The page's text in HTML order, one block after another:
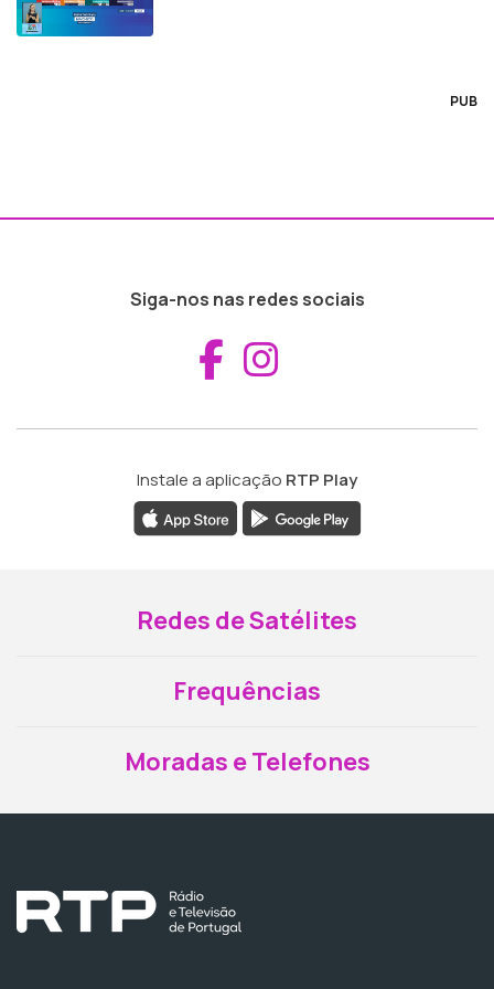
PUB
Siga-nos nas redes sociais
Aceder ao
Instale a aplicação RTP Play
Redes de Satélites
Frequências
Moradas e Telefones